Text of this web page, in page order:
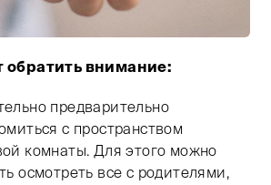
цветная фотография. Силуэт
обратить внимание:
предварительно
с пространством
комнаты. Для этого можно
осмотреть все с родителями,